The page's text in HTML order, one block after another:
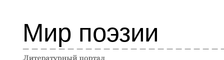
Мир поэзии